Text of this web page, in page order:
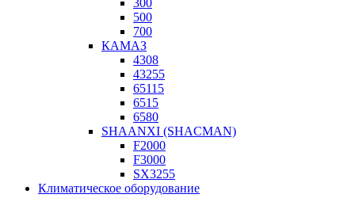
300
500
700
КАМАЗ
4308
43255
65115
6515
6580
SHAANXI (SHACMAN)
F2000
F3000
SX3255
Климатическое оборудование